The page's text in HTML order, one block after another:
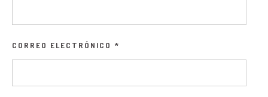
CORREO ELECTRÓNICO *